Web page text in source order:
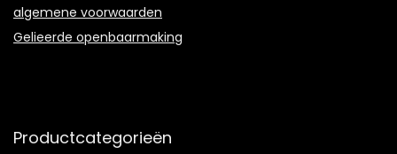
algemene voorwaarden
Gelieerde openbaarmaking
Productcategorieën